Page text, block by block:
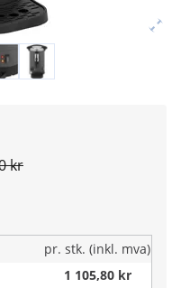
kr
pr. stk. (inkl. mva)
1 105,80 kr